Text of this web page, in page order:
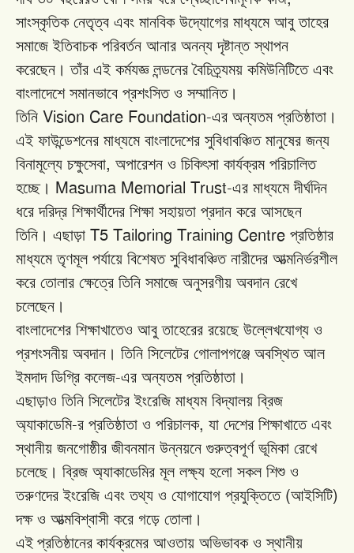
সাংস্কৃতিক নেতৃত্ব এবং মানবিক উদ্যোগের মাধ্যমে আবু তাহের
সমাজে ইতিবাচক পরিবর্তন আনার অনন্য দৃষ্টান্ত স্থাপন
করেছেন। তাঁর এই কর্মযজ্ঞ লন্ডনের বৈচিত্র্যময় কমিউনিটিতে এবং
বাংলাদেশে সমানভাবে প্রশংসিত ও সম্মানিত।
তিনি Vision Care Foundation-এর অন্যতম প্রতিষ্ঠাতা।
এই ফাউন্ডেশনের মাধ্যমে বাংলাদেশের সুবিধাবঞ্চিত মানুষের জন্য
বিনামূল্যে চক্ষুসেবা, অপারেশন ও চিকিৎসা কার্যক্রম পরিচালিত
হচ্ছে। Masuma Memorial Trust-এর মাধ্যমে দীর্ঘদিন
ধরে দরিদ্র শিক্ষার্থীদের শিক্ষা সহায়তা প্রদান করে আসছেন
তিনি। এছাড়া T5 Tailoring Training Centre প্রতিষ্ঠার
মাধ্যমে তৃণমূল পর্যায়ে বিশেষত সুবিধাবঞ্চিত নারীদের আত্মনির্ভরশীল
করে তোলার ক্ষেত্রে তিনি সমাজে অনুসরণীয় অবদান রেখে
চলেছেন।
বাংলাদেশের শিক্ষাখাতেও আবু তাহেরের রয়েছে উল্লেখযোগ্য ও
প্রশংসনীয় অবদান। তিনি সিলেটের গোলাপগঞ্জে অবস্থিত আল
ইমদাদ ডিগ্রি কলেজ-এর অন্যতম প্রতিষ্ঠাতা।
এছাড়াও তিনি সিলেটের ইংরেজি মাধ্যম বিদ্যালয় ব্রিজ
অ্যাকাডেমি-র প্রতিষ্ঠাতা ও পরিচালক, যা দেশের শিক্ষাখাতে এবং
স্থানীয় জনগোষ্ঠীর জীবনমান উন্নয়নে গুরুত্বপূর্ণ ভূমিকা রেখে
চলেছে। ব্রিজ অ্যাকাডেমির মূল লক্ষ্য হলো সকল শিশু ও
তরুণদের ইংরেজি এবং তথ্য ও যোগাযোগ প্রযুক্তিতে(আইসিটি)
দক্ষ ও আত্মবিশ্বাসী করে গড়ে তোলা।
এইপ্রতিষ্ঠানের কার্যক্রমের আওতায় অভিভাবক ও স্থানীয়